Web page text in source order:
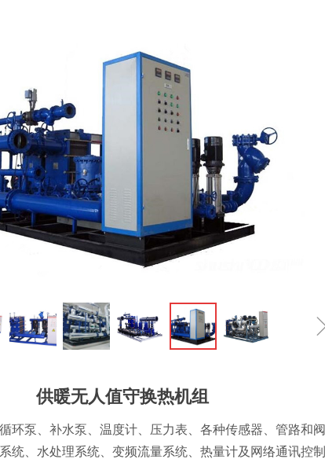
供暖无人值守换热机组
环泵、补水泵、温度计、压力表、各种传感器、管路和
统、水处理系统、变频流量系统、热量计及网络通讯控